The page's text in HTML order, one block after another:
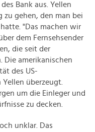
Bank aus. Yellen
zu gehen, den man bei
"Das machen wir
dem Fernsehsender
die seit der
Die amerikanischen
des US-
überzeugt.
um die Einleger und
zu decken.
unklar. Das